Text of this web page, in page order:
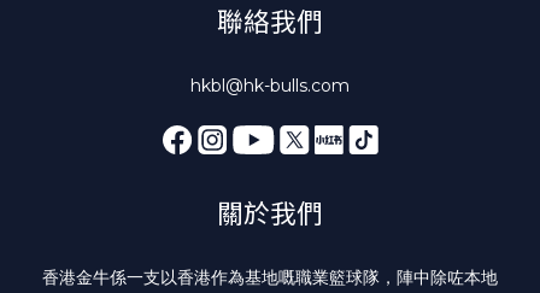
聯絡我們
hkbl@hk-bulls.com
關於我們
香港金牛係一支以香港作為基地嘅職業籃球隊，陣中除咗本地